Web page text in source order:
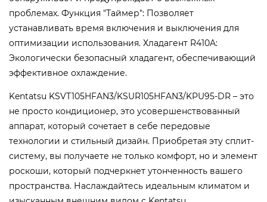
проблемах. Функция "Таймер": Позволяет
устанавливать время включения и выключения для
оптимизации использования. Хладагент R410A:
Экологически безопасный хладагент, обеспечивающий
эффективное охлаждение.
Kentatsu KSVT105HFAN3/KSUR105HFAN3/KPU95-DR – это
не просто кондиционер, это усовершенствованный
аппарат, который сочетает в себе передовые
технологии и стильный дизайн. Приобретая эту сплит-
систему, вы получаете не только комфорт, но и элемент
роскоши, который подчеркнет утонченность вашего
пространства. Наслаждайтесь идеальным климатом и